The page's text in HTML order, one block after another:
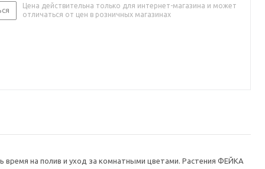
Цена действительна только для интернет-магазина и может
отличаться от цен в розничных магазинах
время на полив и уход за комнатными цветами. Растения ФЕЙКА